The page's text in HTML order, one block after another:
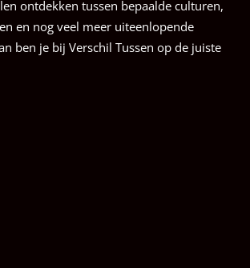
ontdekken tussen bepaalde culturen,
en nog veel meer uiteenlopende
ben je bij Verschil Tussen op de juiste